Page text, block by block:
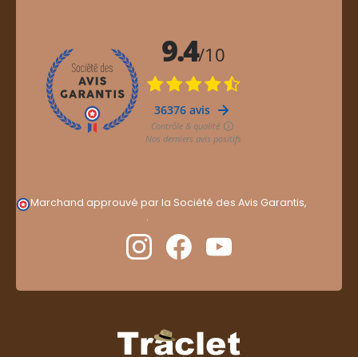
Marchand approuvé par la Société des Avis Garantis,
.